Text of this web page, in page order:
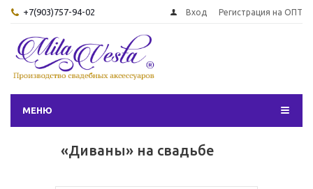
+7(903)757-94-02 Вход Регистрация на ОПТ
МЕНЮ
«Диваны» на свадьбе